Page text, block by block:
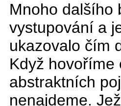
Mnoho dalšího
vystupování a
ukazovalo čím
Když
abstraktních
nenajdeme.